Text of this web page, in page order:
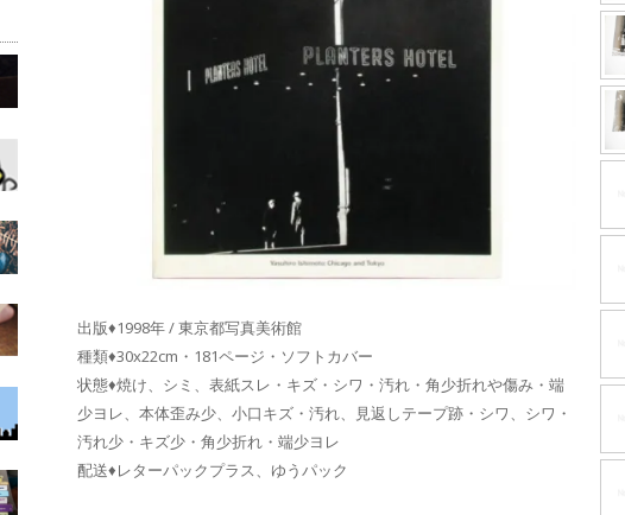
出版♦1998年 / 東京都写真美術館
種類♦30x22cm・181ページ・ソフトカバー
状態♦焼け、シミ、表紙スレ・キズ・シワ・汚れ・角少折れや傷み・端
少ヨレ、本体歪み少、小口キズ・汚れ、見返しテープ跡・シワ、シワ・
汚れ少・キズ少・角少折れ・端少ヨレ
配送♦レターパックプラス、ゆうパック